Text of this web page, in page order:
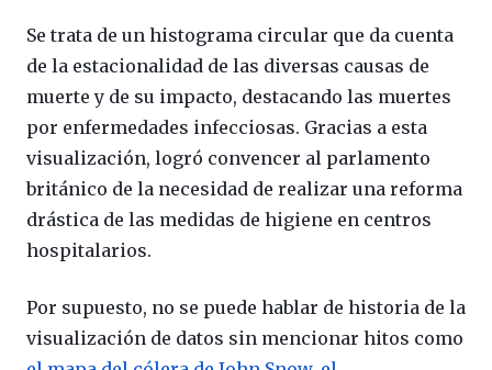
Se trata de un histograma circular que da cuenta
de la estacionalidad de las diversas causas de
muerte y de su impacto, destacando las muertes
por enfermedades infecciosas. Gracias a esta
visualización, logró convencer al parlamento
británico de la necesidad de realizar una reforma
drástica de las medidas de higiene en centros
hospitalarios.
Por supuesto, no se puede hablar de historia de la
visualización de datos sin mencionar hitos como